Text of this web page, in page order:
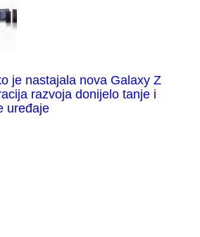
je nastajala nova Galaxy Z
razvoja donijelo tanje i
uređaje